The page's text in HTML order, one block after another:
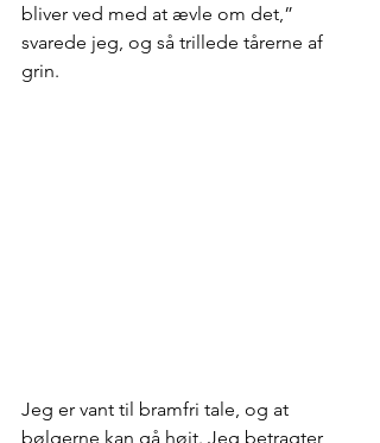
bliver ved med at ævle om det,”
svarede jeg, og så trillede tårerne af
grin.
Jeg er vant til bramfri tale, og at
bølgerne kan gå højt. Jeg betragter